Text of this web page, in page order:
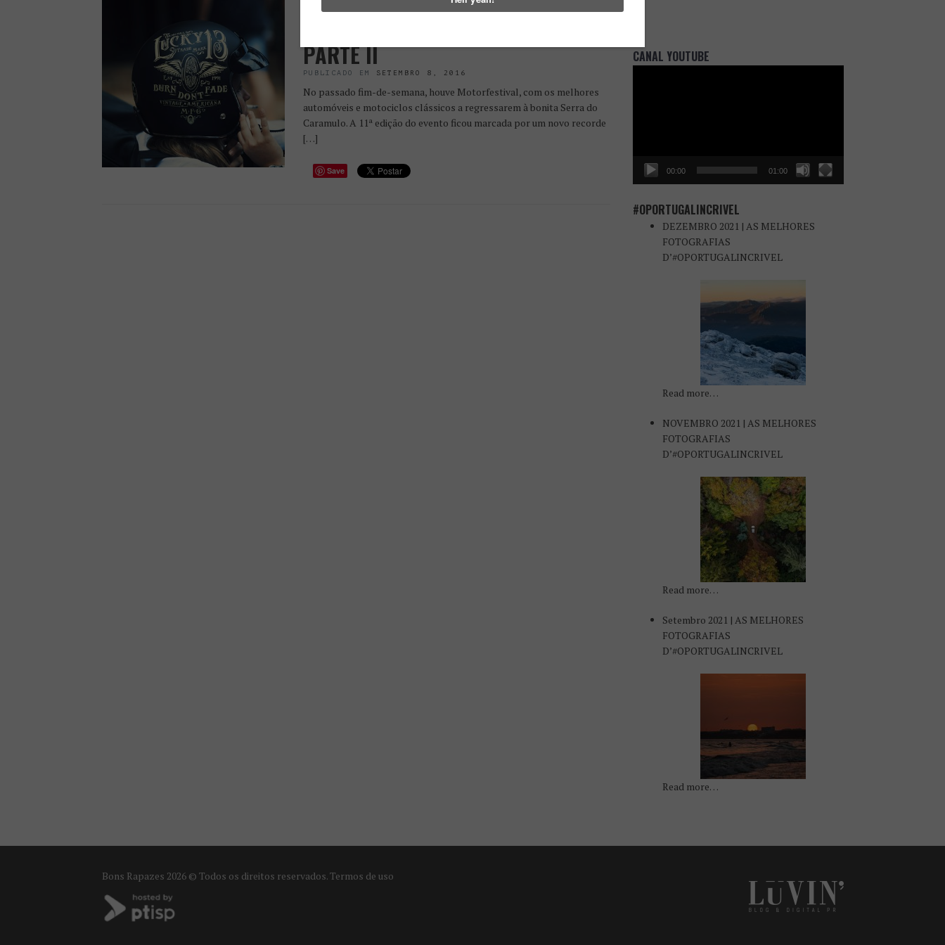
PARTE II
PUBLICADO EM SETEMBRO 8, 2016
No passado fim-de-semana, houve Motorfestival, com os melhores
automóveis e motociclos clássicos a regressarem à bonita Serra do
Caramulo. A 11ª edição do evento ficou marcada por um novo recorde
[…]
Save
CANAL YOUTUBE
00:00 01:00
#OPORTUGALINCRIVEL
DEZEMBRO 2021 | AS MELHORES
FOTOGRAFIAS
D’#OPORTUGALINCRIVEL
Read more…
NOVEMBRO 2021 | AS MELHORES
FOTOGRAFIAS
D’#OPORTUGALINCRIVEL
Read more…
Setembro 2021 | AS MELHORES
FOTOGRAFIAS
D’#OPORTUGALINCRIVEL
Read more…
Bons Rapazes 2026 © Todos os direitos reservados.Termos de uso